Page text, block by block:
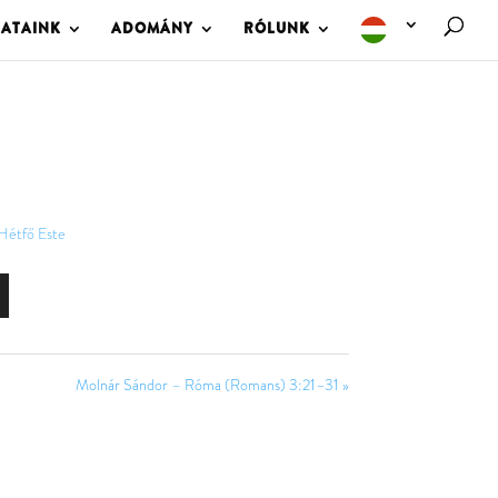
ADOMÁNY RÓLUNK
Este
Molnár Sándor – Róma (Romans) 3:21–31 »